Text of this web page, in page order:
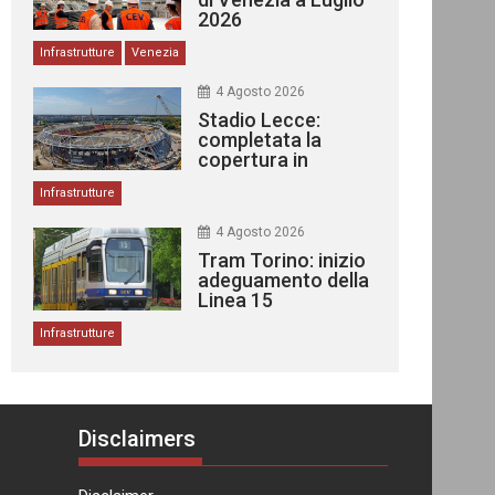
2026
Infrastrutture Venezia
4 Agosto 2026
Stadio Lecce:
completata la
copertura in
Infrastrutture
4 Agosto 2026
Tram Torino: inizio
adeguamento della
Linea 15
Infrastrutture
Disclaimers